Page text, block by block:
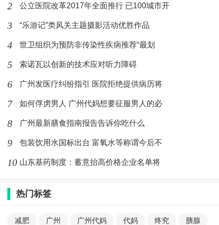
2 公立医院改革2017年全面推行 已100城市开
3 “乐游记”类风关主题摄影活动优胜作品
4 世卫组织为预防非传染性疾病推荐“最划
5 索诺瓦以创新的技术应对听力障碍
6 广州发医疗纠纷指引 医院拒绝提供病历将
7 如何俘虏男人 广州代妈想要征服男人的必
8 广州最新膳食指南报告告诉你吃什么
9 包装饮用水国标出台 富氧水等称谓今后不
10 山东基药制度：蓄意抬高价格企业名单将
热门标签
减肥 广州 广州代妈 代妈 终究 胰腺